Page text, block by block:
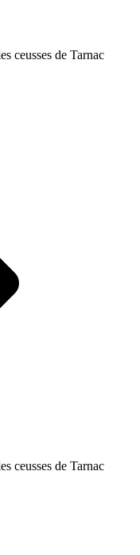
ceusses de Tarnac
ceusses de Tarnac